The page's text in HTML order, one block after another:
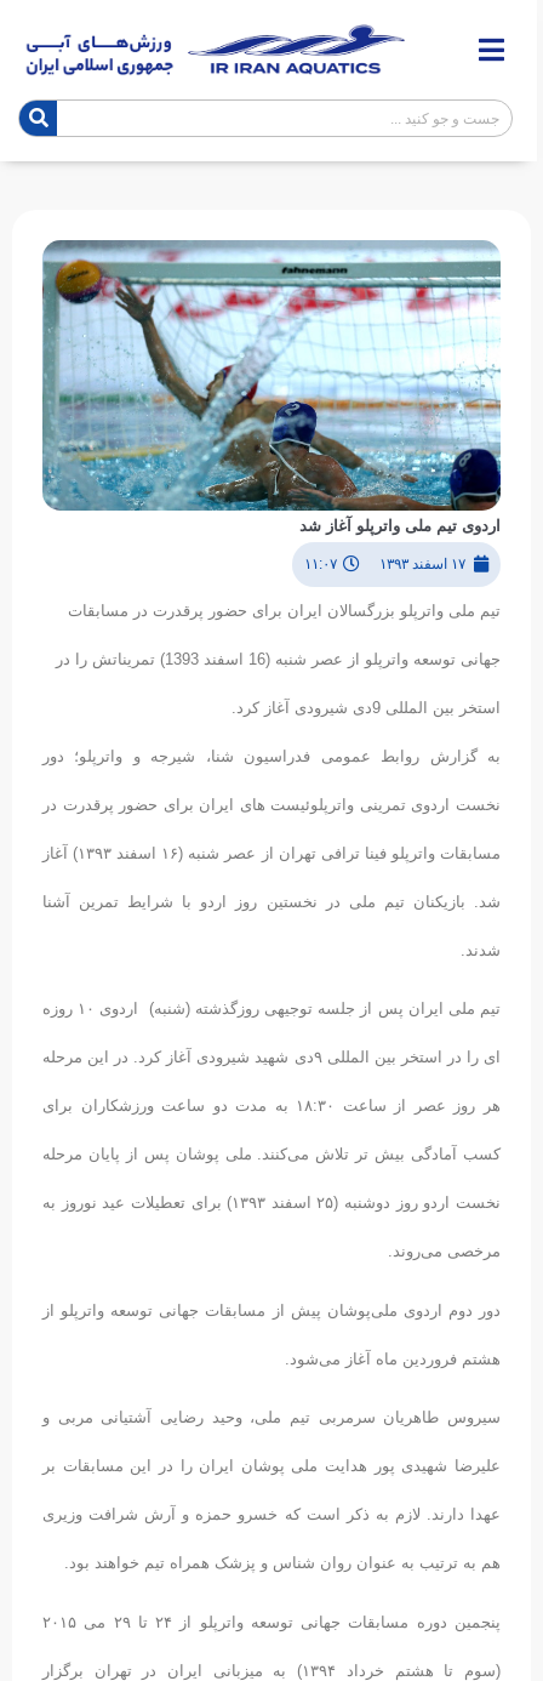
اردوی تیم ملی واترپلو آغاز شد
۱۷ اسفند ۱۳۹۳ ۱۱:۰۷
تیم ملی واترپلو بزرگسالان ایران برای حضور پرقدرت در مسابقات
جهانی توسعه واترپلو از عصر شنبه (16 اسفند 1393) تمریناتش را در
استخر بین المللی 9دی شیرودی آغاز کرد.
به گزارش روابط عمومی فدراسیون شنا، شیرجه و واترپلو؛ دور
نخست اردوی تمرینی واترپلوئیست های ایران برای حضور پرقدرت در
مسابقات واترپلو فینا ترافی تهران از عصر شنبه (۱۶ اسفند ۱۳۹۳) آغاز
شد. بازیکنان تیم ملی در نخستین روز اردو با شرایط تمرین آشنا
شدند.
تیم ملی ایران پس از جلسه توجیهی روزگذشته (شنبه) اردوی ۱۰ روزه
ای را در استخر بین المللی ۹دی شهید شیرودی آغاز کرد. در این مرحله
هر روز عصر از ساعت ۱۸:۳۰ به مدت دو ساعت ورزشکاران برای
کسب آمادگی بیش تر تلاش می‌کنند. ملی پوشان پس از پایان مرحله
نخست اردو روز دوشنبه (۲۵ اسفند ۱۳۹۳) برای تعطیلات عید نوروز به
مرخصی می‌روند.
دور دوم اردوی ملی‌پوشان پیش از مسابقات جهانی توسعه واترپلو از
هشتم فروردین ماه آغاز می‌شود.
سیروس طاهریان سرمربی تیم ملی، وحید رضایی آشتیانی مربی و
علیرضا شهیدی پور هدایت ملی پوشان ایران را در این مسابقات بر
عهدا دارند. لازم به ذکر است که خسرو حمزه و آرش شرافت وزیری
هم به ترتیب به عنوان روان شناس و پزشک همراه تیم خواهند بود.
پنجمین دوره مسابقات جهانی توسعه واترپلو از ۲۴ تا ۲۹ می ۲۰۱۵
(سوم تا هشتم خرداد ۱۳۹۴) به میزبانی ایران در تهران برگزار